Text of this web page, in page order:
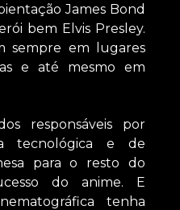
James Bond
bem Elvis Presley.
sempre em lugares
e até mesmo em
responsáveis por
tecnológica e de
para o resto do
do anime. E
tenha